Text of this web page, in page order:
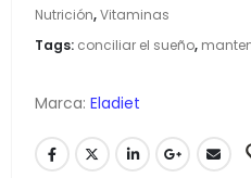
Nutrición,Vitaminas
Tags: conciliar el sueño,
Marca: Eladiet